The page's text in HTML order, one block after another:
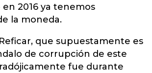
2016 ya tenemos
la moneda.
que supuestamente es
de corrupción de este
fue durante